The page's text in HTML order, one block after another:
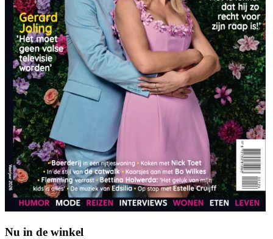
Nu in de winkel